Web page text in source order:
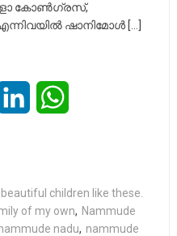
കോൺഗ്രസ്,
ഷാനിമോൾ […]
LinkedIn
children like these.
of my own, Nammude
nadu, nammude